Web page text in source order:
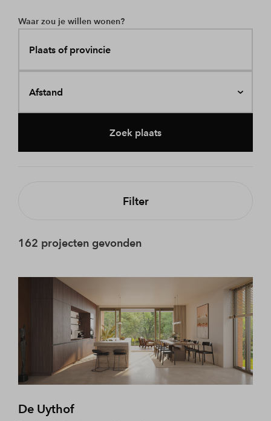
Waar zou je willen wonen?
Plaats of provincie
Afstand
Zoek plaats
Filter
162 projecten gevonden
De Uythof